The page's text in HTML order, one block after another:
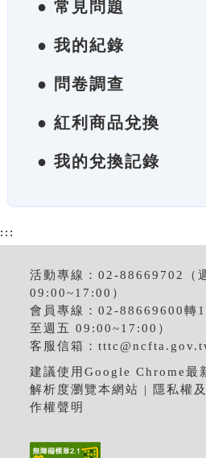
● 常見問題
● 我的紀錄
● 問卷調查
● 紅利商品兌換
● 我的兌換記錄
:::
活動專線：02-88669702（
09:00~17:00）
會員專線：02-88669600轉
至週五 09:00~17:00）
客服信箱：
建議使用Google Chrome最
解析度瀏覽本網站 | 隱私權
作權聲明